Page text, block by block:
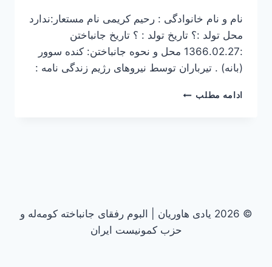
نام و نام خانوادگی : رحیم کریمی نام مستعار:ندارد
محل تولد :؟ تاریخ تولد : ؟ تاریخ جانباختن
:1366.02.27 محل و نحوه جانباختن: کنده سوور
(بانه) . تیرباران توسط نیروهای رژیم زندگی نامه :
ادامه مطلب رحیم
© 2026 یادی هاوریان | البوم رفقای جانباخته کومه‌له و
حزب کمونیست ایران